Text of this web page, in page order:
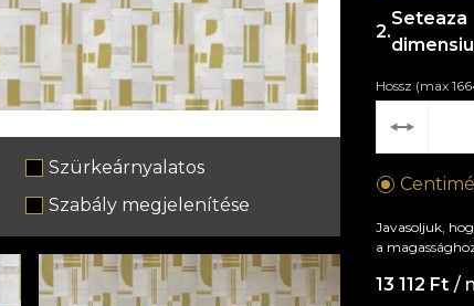
Szürkeárnyalatos
Szabály megjelenítése
Seteaza
Hossz (max
Javasoljuk,
a
13 112 Ft /